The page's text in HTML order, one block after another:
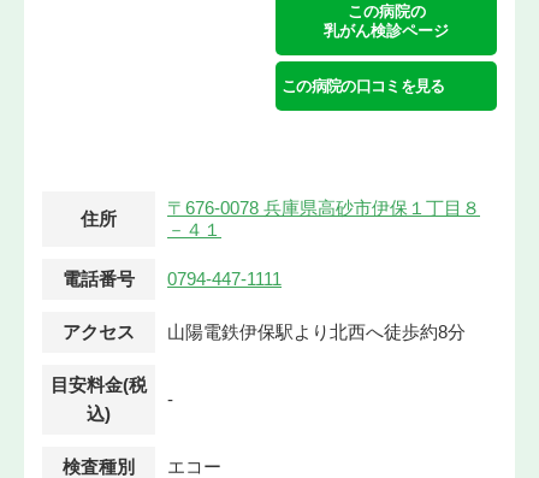
この病院の
乳がん検診ページ
この病院の口コミを見る
住所
〒676-0078 兵庫県高砂市伊保１丁目８
－４１
電話番号 0794-447-1111
アクセス 山陽電鉄伊保駅より北西へ徒歩約8分
目安料金(税
込)
-
検査種別 エコー